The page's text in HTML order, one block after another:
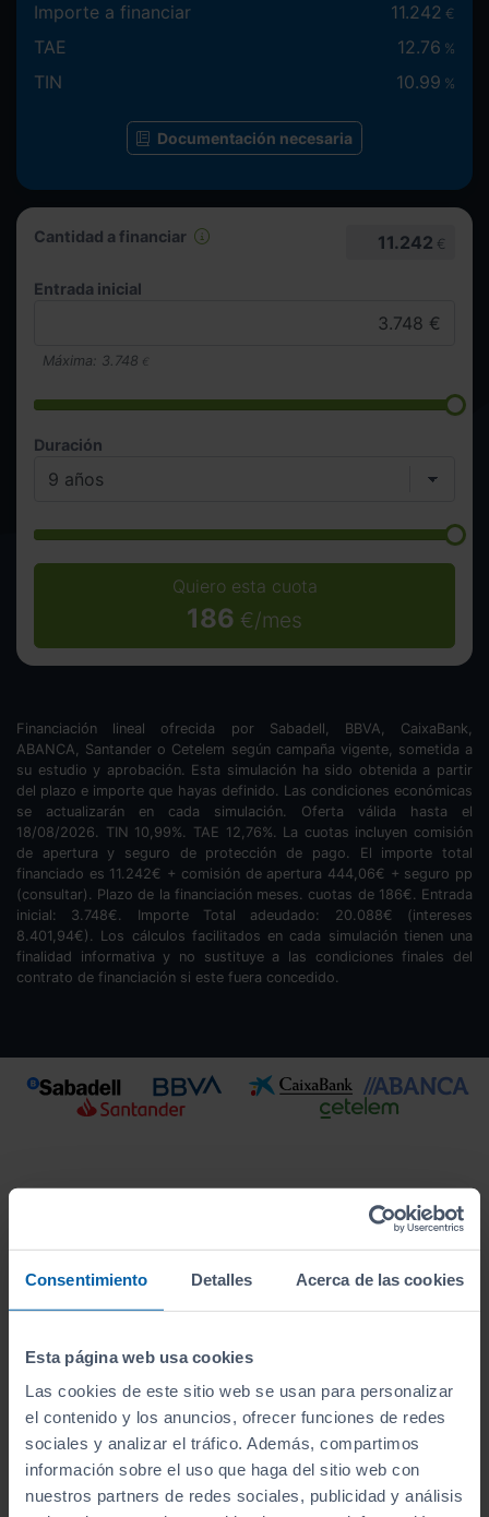
Consentimiento Detalles Acerca de las cookies
Esta página web usa cookies
Las cookies de este sitio web se usan para personalizar
el contenido y los anuncios, ofrecer funciones de redes
sociales y analizar el tráfico. Además, compartimos
información sobre el uso que haga del sitio web con
nuestros partners de redes sociales, publicidad y análisis
Cantidad a financiar 11.242 €
Entrada inicial
Máxima: 3.748 €
Duración
Quiero esta cuota
186 €/mes
Importe a financiar 11.242 €
TAE 12.76 %
TIN 10.99 %
Documentación necesaria
Financiación lineal ofrecida por Sabadell, BBVA, CaixaBank,
ABANCA, Santander o Cetelem según campaña vigente, sometida a
su estudio y aprobación. Esta simulación ha sido obtenida a partir
del plazo e importe que hayas definido. Las condiciones económicas
se actualizarán en cada simulación. Oferta válida hasta el
18/08/2026. TIN 10,99%. TAE 12,76%. La cuotas incluyen comisión
de apertura y seguro de protección de pago. El importe total
financiado es 11.242€ + comisión de apertura 444,06€ + seguro pp
(consultar). Plazo de la financiación meses. cuotas de 186€. Entrada
inicial: 3.748€. Importe Total adeudado: 20.088€ (intereses
8.401,94€). Los cálculos facilitados en cada simulación tienen una
finalidad informativa y no sustituye a las condiciones finales del
contrato de financiación si este fuera concedido.
Este vehículo se encuentra en:
Sibuscascoche Coruña
Ver localización y horarios